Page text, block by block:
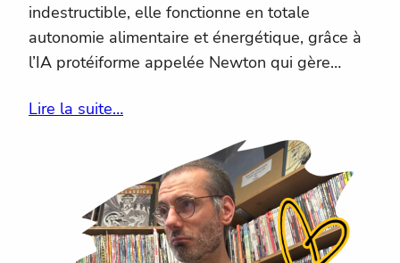
indestructible, elle fonctionne en totale
autonomie alimentaire et énergétique, grâce à
l’IA protéiforme appelée Newton qui gère…
Lire la suite…